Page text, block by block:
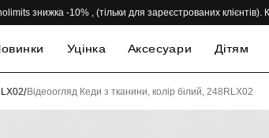
знижка -10% , (тільки для зареєстрованих
Уцінка Аксесуари Дітям
/Відеоогляд Кеди з тканини, колір білий, 248RLX02